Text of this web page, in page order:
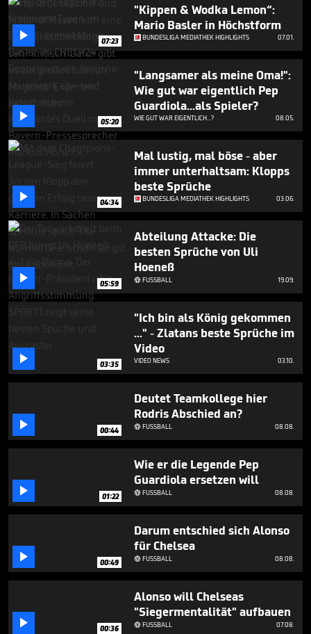
2
seconds
 07:23
"Kippen & Wodka Lemon“:
Mario Basler in Höchstform
BUNDESLIGA MEDIATHEK HIGHLIGHTS 07.01.
 05:20
"Langsamer als meine Oma!":
Wie gut war eigentlich Pep
Guardiola...als Spieler?
WIE GUT WAR EIGENTLICH...? 08.05.
 04:34
Mal lustig, mal böse - aber
immer unterhaltsam: Klopps
beste Sprüche
BUNDESLIGA MEDIATHEK HIGHLIGHTS 03.06.
 05:59
Abteilung Attacke: Die
besten Sprüche von Uli
Hoeneß
FUSSBALL 19.09.
 03:35
"Ich bin als König gekommen
..." - Zlatans beste Sprüche im
Video
VIDEO NEWS 03.10.
 00:44
Deutet Teamkollege hier
Rodris Abschied an?
FUSSBALL 08.08.
 01:22
Wie er die Legende Pep
Guardiola ersetzen will
FUSSBALL 08.08.
 00:49
Darum entschied sich Alonso
für Chelsea
FUSSBALL 08.08.
 00:36
Alonso will Chelseas
"Siegermentalität" aufbauen
FUSSBALL 07.08.